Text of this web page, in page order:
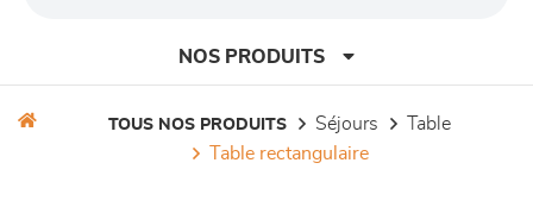
NOS PRODUITS
TOUS NOS PRODUITS séjours
table
table rectangulaire